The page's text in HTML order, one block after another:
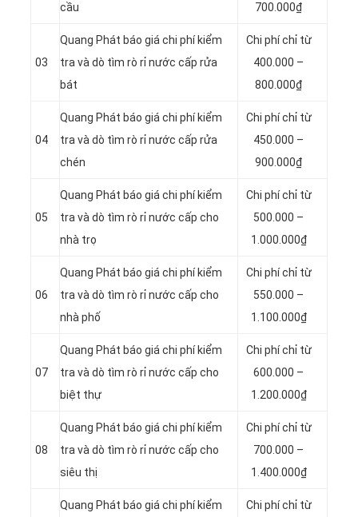
cầu
700.000₫
03
Quang Phát báo giá chi phí kiểm
tra và dò tìm rò rỉ nước cấp rửa
bát
Chi phí chỉ từ
400.000 –
800.000₫
04
Quang Phát báo giá chi phí kiểm
tra và dò tìm rò rỉ nước cấp rửa
chén
Chi phí chỉ từ
450.000 –
900.000₫
05
Quang Phát báo giá chi phí kiểm
tra và dò tìm rò rỉ nước cấp cho
nhà trọ
Chi phí chỉ từ
500.000 –
1.000.000₫
06
Quang Phát báo giá chi phí kiểm
tra và dò tìm rò rỉ nước cấp cho
nhà phố
Chi phí chỉ từ
550.000 –
1.100.000₫
07
Quang Phát báo giá chi phí kiểm
tra và dò tìm rò rỉ nước cấp cho
biệt thự
Chi phí chỉ từ
600.000 –
1.200.000₫
08
Quang Phát báo giá chi phí kiểm
tra và dò tìm rò rỉ nước cấp cho
siêu thị
Chi phí chỉ từ
700.000 –
1.400.000₫
Quang Phát báo giá chi phí kiểm
Chi phí chỉ từ